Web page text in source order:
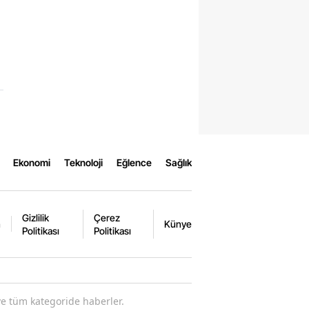
Ekonomi Teknoloji Eğlence Sağlık
Gizlilik
Politikası
Çerez
Politikası
Künye
tüm kategoride haberler.